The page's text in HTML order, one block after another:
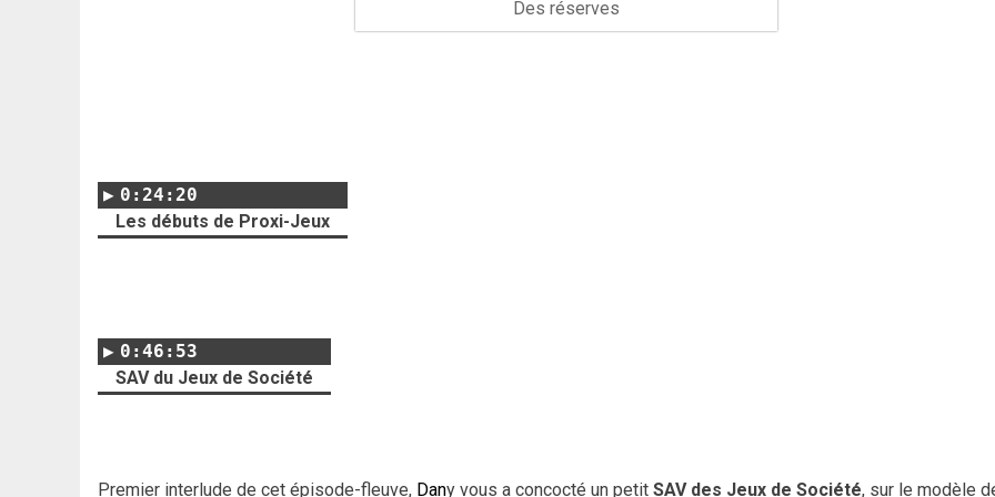
Des réserves
0:24:20
Les débuts de Proxi-Jeux
0:46:53
SAV du Jeux de Société
Premier interlude de cet épisode-fleuve, Dany vous a concocté un petit SAV des Jeux de Société, sur le modèle